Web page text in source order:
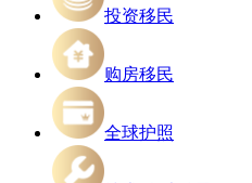
投资移民
购房移民
全球护照